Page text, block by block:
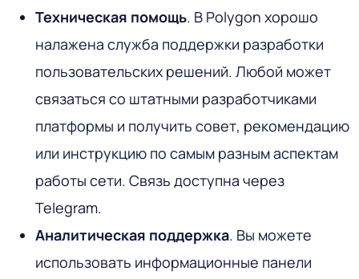
Техническая помощь. В Polygon хорошо
налажена служба поддержки разработки
пользовательских решений. Любой может
связаться со штатными разработчиками
платформы и получить совет, рекомендацию
или инструкцию по самым разным аспектам
работы сети. Связь доступна через
Telegram.
Аналитическая поддержка. Вы можете
использовать информационные панели